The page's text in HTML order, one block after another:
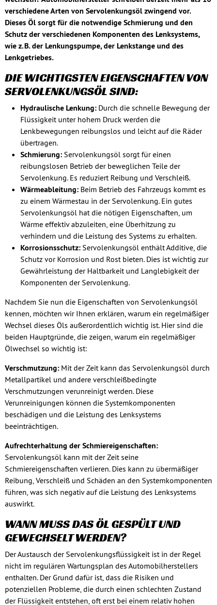
verschiedene Arten von Servolenkungsöl zwingend vor.
Dieses Öl sorgt für die notwendige Schmierung und den
Schutz der verschiedenen Komponenten des Lenksystems,
wie z. B. der Lenkungspumpe, der Lenkstange und des
Lenkgetriebes.
DIE WICHTIGSTEN EIGENSCHAFTEN VON
SERVOLENKUNGSÖL SIND:
Hydraulische Lenkung: Durch die schnelle Bewegung der
Flüssigkeit unter hohem Druck werden die
Lenkbewegungen reibungslos und leicht auf die Räder
übertragen.
Schmierung: Servolenkungsöl sorgt für einen
reibungslosen Betrieb der beweglichen Teile der
Servolenkung. Es reduziert Reibung und Verschleiß.
Wärmeableitung: Beim Betrieb des Fahrzeugs kommt es
zu einem Wärmestau in der Servolenkung. Ein gutes
Servolenkungsöl hat die nötigen Eigenschaften, um
Wärme effektiv abzuleiten, eine Überhitzung zu
verhindern und die Leistung des Systems zu erhalten.
Korrosionsschutz: Servolenkungsöl enthält Additive, die
Schutz vor Korrosion und Rost bieten. Dies ist wichtig zur
Gewährleistung der Haltbarkeit und Langlebigkeit der
Komponenten der Servolenkung.
Nachdem Sie nun die Eigenschaften von Servolenkungsöl
kennen, möchten wir Ihnen erklären, warum ein regelmäßiger
Wechsel dieses Öls außerordentlich wichtig ist. Hier sind die
beiden Hauptgründe, die zeigen, warum ein regelmäßiger
Ölwechsel so wichtig ist:
Verschmutzung: Mit der Zeit kann das Servolenkungsöl durch
Metallpartikel und andere verschleißbedingte
Verschmutzungen verunreinigt werden. Diese
Verunreinigungen können die Systemkomponenten
beschädigen und die Leistung des Lenksystems
beeinträchtigen.
Aufrechterhaltung der Schmiereigenschaften:
Servolenkungsöl kann mit der Zeit seine
Schmiereigenschaften verlieren. Dies kann zu übermäßiger
Reibung, Verschleiß und Schäden an den Systemkomponenten
führen, was sich negativ auf die Leistung des Lenksystems
auswirkt.
WANN MUSS DAS ÖL GESPÜLT UND
GEWECHSELT WERDEN?
Der Austausch der Servolenkungsflüssigkeit ist in der Regel
nicht im regulären Wartungsplan des Automobilherstellers
enthalten. Der Grund dafür ist, dass die Risiken und
potenziellen Probleme, die durch einen schlechten Zustand
der Flüssigkeit entstehen, oft erst bei einem relativ hohen